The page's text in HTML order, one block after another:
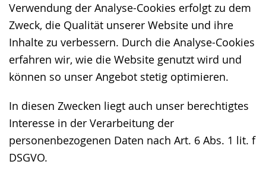
Verwendung der Analyse-Cookies erfolgt zu dem
Zweck, die Qualität unserer Website und ihre
Inhalte zu verbessern. Durch die Analyse-Cookies
erfahren wir, wie die Website genutzt wird und
können so unser Angebot stetig optimieren.
In diesen Zwecken liegt auch unser berechtigtes
Interesse in der Verarbeitung der
personenbezogenen Daten nach Art. 6 Abs. 1 lit. f
DSGVO.